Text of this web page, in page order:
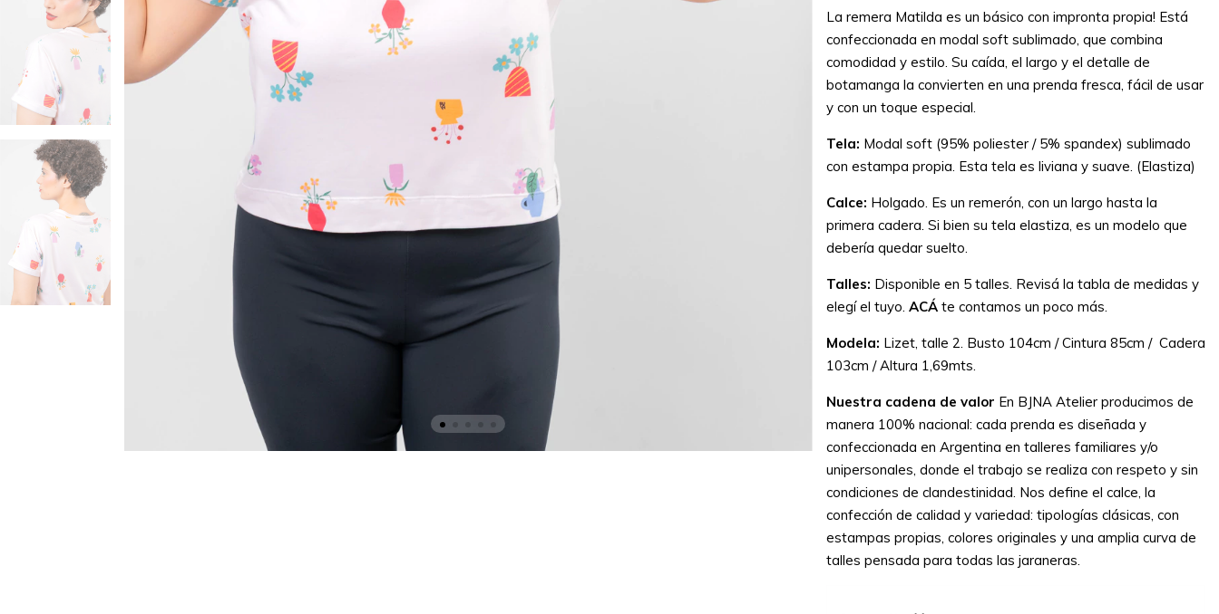
La remera Matilda es un básico con impronta propia! Está
confeccionada en modal soft sublimado, que combina
comodidad y estilo. Su caída, el largo y el detalle de
botamanga la convierten en una prenda fresca, fácil de usar
y con un toque especial.
Tela: Modal soft (95% poliester / 5% spandex) sublimado
con estampa propia. Esta tela es liviana y suave. (Elastiza)
Calce: Holgado. Es un remerón, con un largo hasta la
primera cadera. Si bien su tela elastiza, es un modelo que
debería quedar suelto.
Talles: Disponible en 5 talles. Revisá la tabla de medidas y
elegí el tuyo. ACÁ te contamos un poco más.
Modela: Lizet, talle 2. Busto 104cm / Cintura 85cm / Cadera
103cm / Altura 1,69mts.
Nuestra cadena de valor En BJNA Atelier producimos de
manera 100% nacional: cada prenda es diseñada y
confeccionada en Argentina en talleres familiares y/o
unipersonales, donde el trabajo se realiza con respeto y sin
condiciones de clandestinidad. Nos define el calce, la
confección de calidad y variedad: tipologías clásicas, con
estampas propias, colores originales y una amplia curva de
talles pensada para todas las jaraneras.